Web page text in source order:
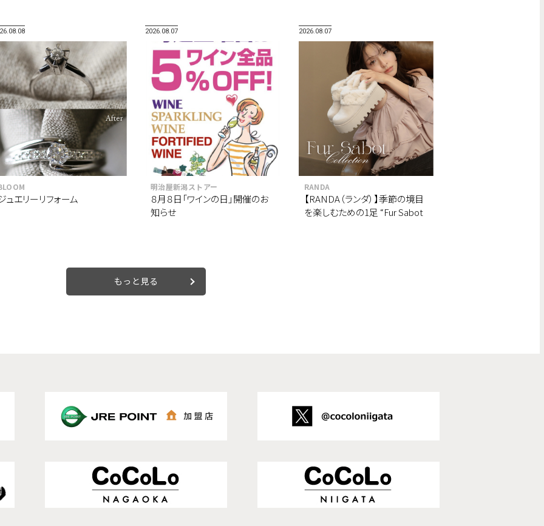
ュエリーリフォーム
2026.08.07
明治屋新潟ストアー
８月８日「ワインの日」開催のお
知らせ
2026.08.07
RANDA
【RANDA（ランダ）】季節の境目
を楽しむための1足 “Fur Sabot
もっと見る